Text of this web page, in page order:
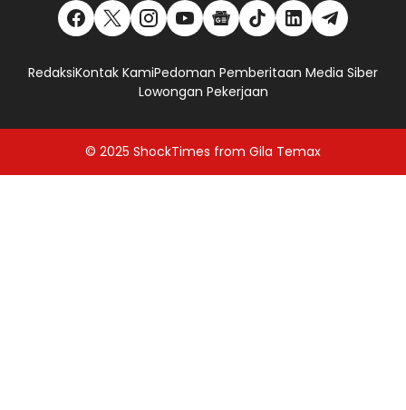
RedaksiKontak KamiPedoman Pemberitaan Media Siber
Lowongan Pekerjaan
© 2025 ShockTimes from Gila Temax